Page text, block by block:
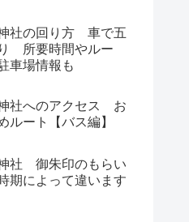
社の回り方 車で五
所要時間やルー
車場情報も
社へのアクセス お
ルート【バス編】
社 御朱印のもらい
によって違います